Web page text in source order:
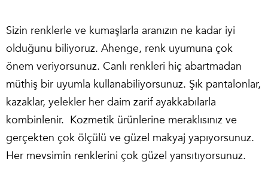
Sizin renklerle ve kumaşlarla aranızın ne kadar iyi
olduğunu biliyoruz. Ahenge, renk uyumuna çok
önem veriyorsunuz. Canlı renkleri hiç abartmadan
müthiş bir uyumla kullanabiliyorsunuz. Şık pantalonlar,
kazaklar, yelekler her daim zarif ayakkabılarla
kombinlenir. Kozmetik ürünlerine meraklısınız ve
gerçekten çok ölçülü ve güzel makyaj yapıyorsunuz.
Her mevsimin renklerini çok güzel yansıtıyorsunuz.